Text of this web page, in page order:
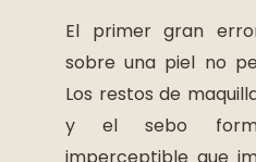
El primer gran
sobre una piel no
Los restos de
y el sebo
imperceptible que